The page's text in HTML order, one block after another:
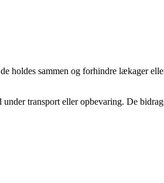
holdes sammen og forhindre lækager
transport eller opbevaring. De